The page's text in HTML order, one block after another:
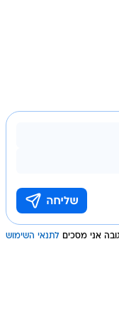
אני מסכים לתנאי השימוש